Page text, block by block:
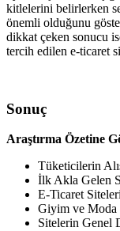
kitlelerini belirlerken
önemli olduğunu
dikkat çeken sonucu
tercih edilen e-ticaret
Sonuç
Araştırma Özetine
Tüketicilerin
İlk Akla Gelen
E-Ticaret
Giyim ve Moda
Sitelerin Genel